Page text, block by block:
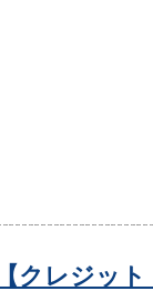
【クレジッ